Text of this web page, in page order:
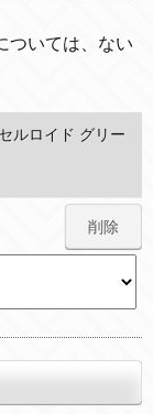
ついては、ない
ルロイド グリー
削除